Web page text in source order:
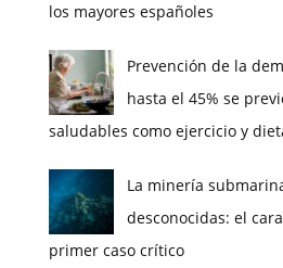
los mayores españoles
Prevención de la
hasta el 45% se
saludables como ejercicio y
La minería
desconocidas: el
primer caso crítico